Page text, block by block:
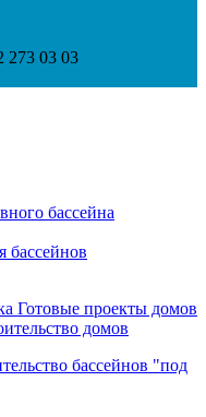
273 03 03
бассейна
бассейнов
Готовые проекты домов
домов
бассейнов "под